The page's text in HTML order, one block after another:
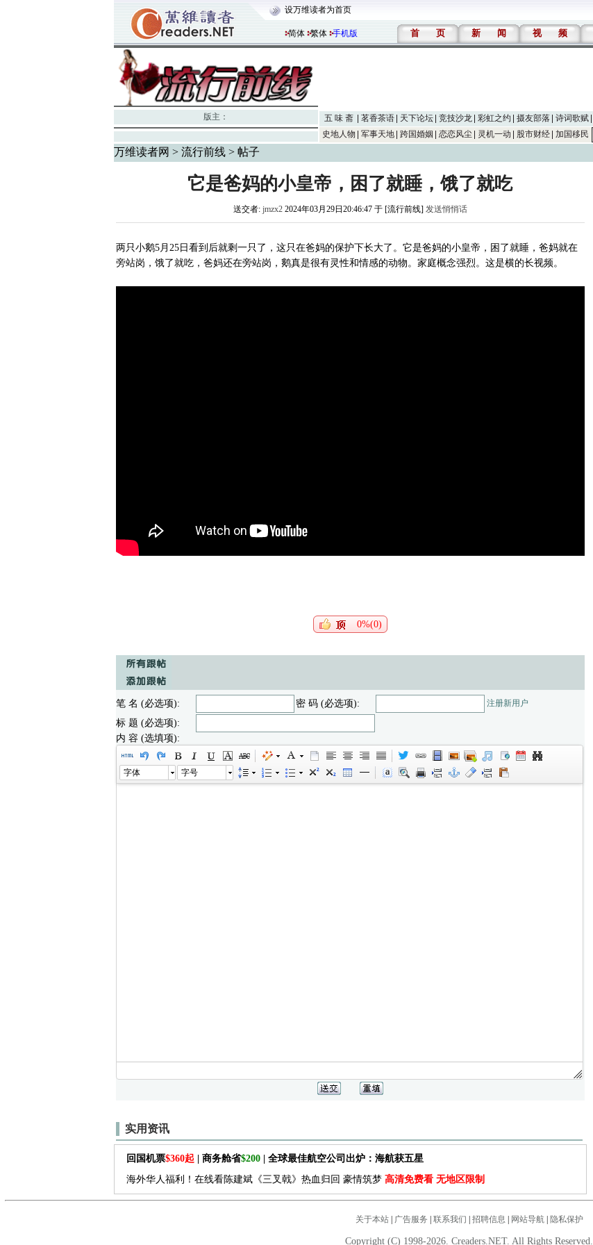
设万维读者为首页
简体 繁体 手机版 首 页 新 闻 视 频
版主： 五 味 斋 茗香茶语 天下论坛 竞技沙龙 彩虹之约 摄友部落 诗词歌赋
史地人物
军事天地 跨国婚姻 恋恋风尘 灵机一动 股市财经 加国移民
万维读者网 > 流行前线> 帖子
它是爸妈的小皇帝，困了就睡，饿了就吃
送交者: jmzx22024年03月29日20:46:47 于 [流行前线] 发送悄悄话
两只小鹅5月25日看到后就剩一只了，这只在爸妈的保护下长大了。它是爸妈的小皇帝，困了就睡，爸妈就在
旁站岗，饿了就吃，爸妈还在旁站岗，鹅真是很有灵性和情感的动物。家庭概念强烈。这是横的长视频。
0%(0)
笔 名 (必选项): 密 码 (必选项): 注册新用户
标 题 (必选项):
内 容 (选填项):
字体 字号
实用资讯
回国机票$360起 | 商务舱省$200| 全球最佳航空公司出炉：海航获五星
海外华人福利！在线看陈建斌《三叉戟》热血归回 豪情筑梦 高清免费看 无地区限制
关于本站| 广告服务 联系我们 招聘信息 网站导航| 隐私保护
Copyright (C) 1998-2026. Creaders.NET. All Rights Reserved.